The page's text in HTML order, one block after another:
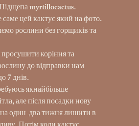
myrtillocactus.
цей кактус який на фото.
рослини без горщиків та
коріння та
до відправки нам
7 днів.
якнайбільше
але після посадки нову
один-два тижня лишити в